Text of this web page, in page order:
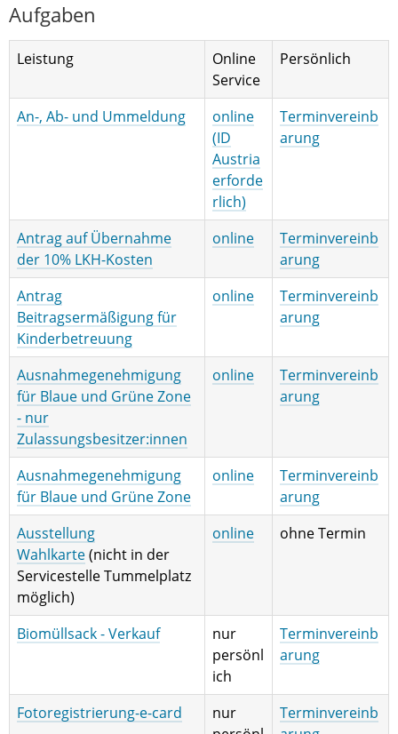
Aufgaben
Leistung
Online
Service
Persönlich
An-, Ab- und Ummeldung
online
(ID
Austria
erforde
rlich)
Terminvereinb
arung
Antrag auf Übernahme
der 10% LKH-Kosten
online
Terminvereinb
arung
Antrag
Beitragsermäßigung für
Kinderbetreuung
online
Terminvereinb
arung
Ausnahmegenehmigung
für Blaue und Grüne Zone
- nur
Zulassungsbesitzer:innen
online
Terminvereinb
arung
Ausnahmegenehmigung
für Blaue und Grüne Zone
online
Terminvereinb
arung
Ausstellung
Wahlkarte(nicht in der
Servicestelle Tummelplatz
möglich)
online ohne Termin
Biomüllsack - Verkauf
nur
persönl
ich
Terminvereinb
arung
Fotoregistrierung-e-card
nur
Terminvereinb